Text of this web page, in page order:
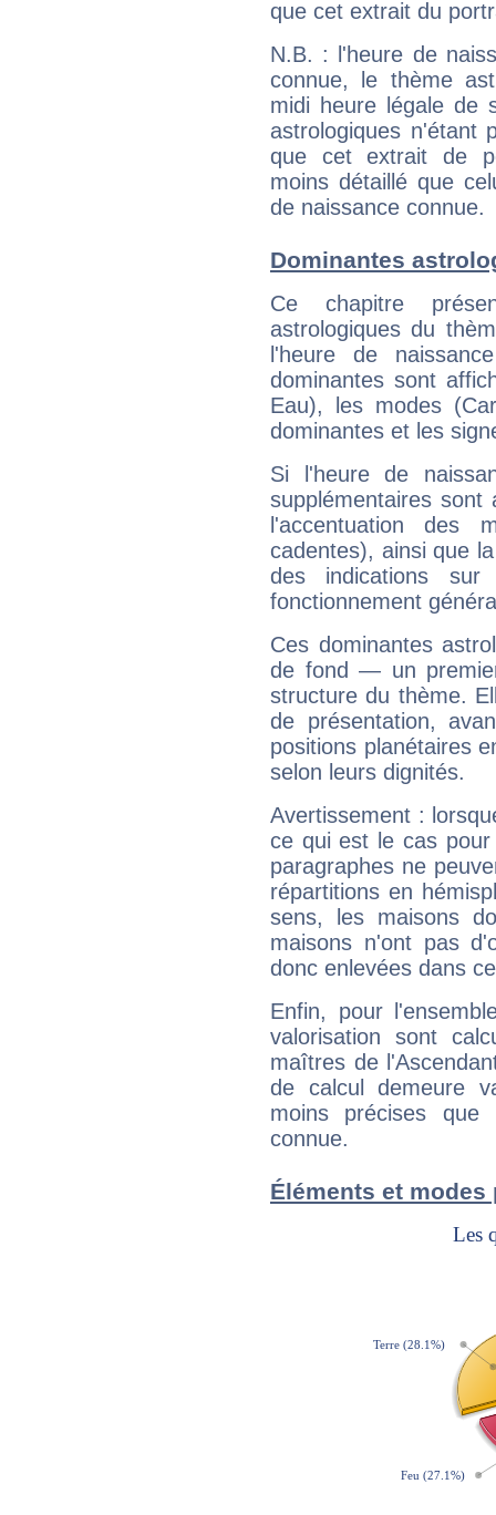
que cet extrait du
N.B. : l'heure de
connue, le thème
midi heure légale de
astrologiques n'étant
que cet extrait de
moins détaillé que
de naissance connue.
Dominantes
Ce chapitre
astrologiques du
l'heure de
dominantes sont
Eau), les modes
dominantes et les
Si l'heure de
supplémentaires sont
l'accentuation des
cadentes), ainsi que
des indications sur
fonctionnement
Ces dominantes
de fond — un
structure du thème.
de présentation,
positions planétaires
selon leurs dignités.
Avertissement :
ce qui est le cas
paragraphes ne
répartitions en
sens, les maisons
maisons n'ont pas
donc enlevées dans
Enfin, pour
valorisation sont
maîtres de
de calcul demeure
moins précises que
connue.
Éléments et modes